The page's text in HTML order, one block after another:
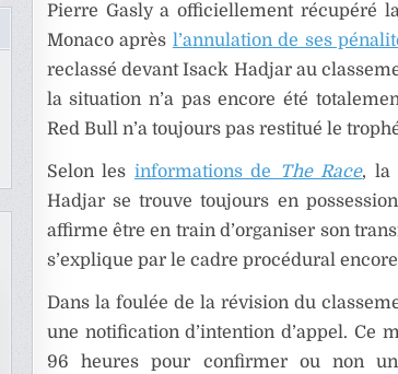
Pierre Gasly a officiellement récupéré
Monaco après l’annulation de ses
reclassé devant Isack Hadjar au
la situation n’a pas encore été
Red Bull n’a toujours pas restitué le
Selon les informations de The Race, la
Hadjar se trouve toujours en
affirme être en train d’organiser son
s’explique par le cadre procédural
Dans la foulée de la révision du
une notification d’intention d’appel. Ce
96 heures pour confirmer ou non